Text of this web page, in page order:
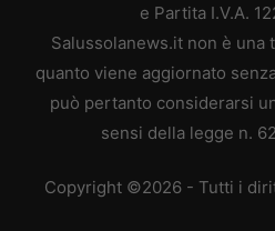
e Partita I.V.A.
Salussolanews.it non è una
quanto viene aggiornato
può pertanto considerarsi
sensi della legge n.
Copyright ©2026 - Tutti i